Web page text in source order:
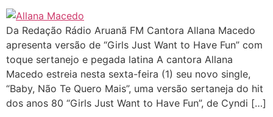
Da Redação Rádio Aruanã FM Cantora Allana Macedo
apresenta versão de “Girls Just Want to Have Fun” com
toque sertanejo e pegada latina A cantora Allana
Macedo estreia nesta sexta-feira (1) seu novo single,
“Baby, Não Te Quero Mais”, uma versão sertaneja do hit
dos anos 80 “Girls Just Want to Have Fun”, de Cyndi […]